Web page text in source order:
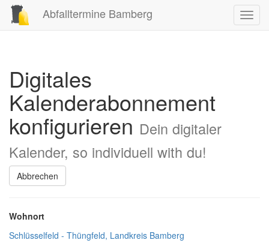
Abfalltermine Bamberg
Digitales
Kalenderabonnement
konfigurieren Dein digitaler
Kalender, so individuell with du!
Abbrechen
Wohnort
Schlüsselfeld - Thüngfeld, Landkreis Bamberg